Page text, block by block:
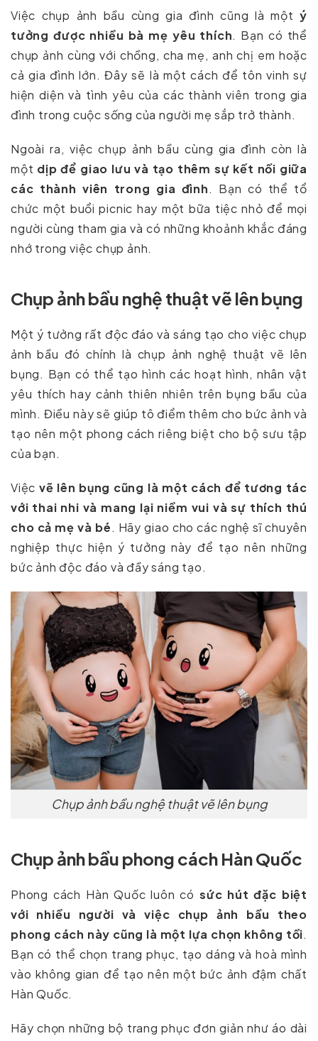
Việc chụp ảnh bầu cùng gia đình cũng là mộtý
tưởng được nhiều bà mẹ yêu thích. Bạn có thể
chụp ảnh cùng với chồng, cha mẹ, anh chị em hoặc
cả gia đình lớn. Đây sẽ là một cách để tôn vinh sự
hiện diện và tình yêu của các thành viên trong gia
đình trong cuộc sống của người mẹ sắp trở thành.
Ngoài ra, việc chụp ảnh bầu cùng gia đình còn là
một dịp để giao lưu và tạo thêm sự kết nối giữa
các thành viên trong gia đình. Bạn có thể tổ
chức một buổi picnic hay một bữa tiệc nhỏ để mọi
người cùng tham gia và có những khoảnh khắc đáng
nhớ trong việc chụp ảnh.
Chụp ảnh bầu nghệ thuật vẽ lên bụng
Một ý tưởng rất độc đáo và sáng tạo cho việc chụp
ảnh bầu đó chính là chụp ảnh nghệ thuật vẽ lên
bụng. Bạn có thể tạo hình các hoạt hình, nhân vật
yêu thích hay cảnh thiên nhiên trên bụng bầu của
mình. Điều này sẽ giúp tô điểm thêm cho bức ảnh và
tạo nên một phong cách riêng biệt cho bộ sưu tập
của bạn.
Việc vẽ lên bụng cũng là một cách để tương tác
với thai nhi và mang lại niềm vui và sự thích thú
cho cả mẹ và bé. Hãy giao cho các nghệ sĩ chuyên
nghiệp thực hiện ý tưởng này để tạo nên những
bức ảnh độc đáo và đầy sáng tạo.
Chụp ảnh bầu nghệ thuật vẽ lên bụng
Chụp ảnh bầu phong cách Hàn Quốc
Phong cách Hàn Quốc luôn có sức hút đặc biệt
với nhiều người và việc chụp ảnh bầu theo
phong cách này cũng là một lựa chọn không tồi.
Bạn có thể chọn trang phục, tạo dáng và hoà mình
vào không gian để tạo nên một bức ảnh đậm chất
Hàn Quốc.
Hãy chọn những bộ trang phục đơn giản như áo dài